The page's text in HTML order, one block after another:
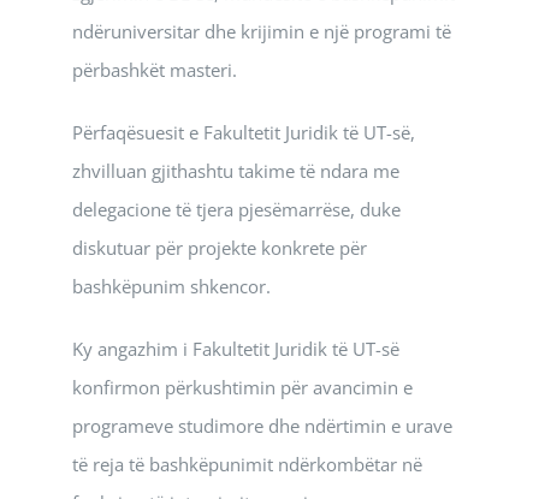
ndëruniversitar dhe krijimin e një programi të
përbashkët masteri.
Përfaqësuesit e Fakultetit Juridik të UT-së,
zhvilluan gjithashtu takime të ndara me
delegacione të tjera pjesëmarrëse, duke
diskutuar për projekte konkrete për
bashkëpunim shkencor.
Ky angazhim i Fakultetit Juridik të UT-së
konfirmon përkushtimin për avancimin e
programeve studimore dhe ndërtimin e urave
të reja të bashkëpunimit ndërkombëtar në